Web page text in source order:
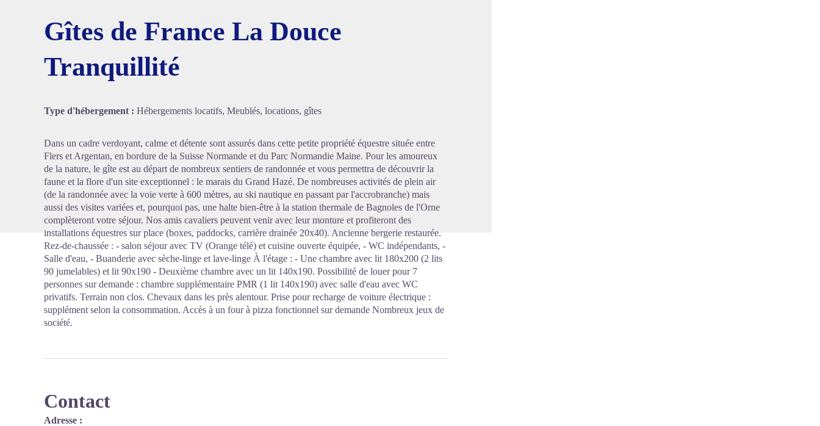
Gîtes de France La Douce
Tranquillité
Type d'hébergement : Hébergements locatifs, Meublés, locations, gîtes
Dans un cadre verdoyant, calme et détente sont assurés dans cette petite propriété équestre située entre
Flers et Argentan, en bordure de la Suisse Normande et du Parc Normandie Maine. Pour les amoureux
de la nature, le gîte est au départ de nombreux sentiers de randonnée et vous permettra de découvrir la
faune et la flore d'un site exceptionnel : le marais du Grand Hazé. De nombreuses activités de plein air
(de la randonnée avec la voie verte à 600 mètres, au ski nautique en passant par l'accrobranche) mais
aussi des visites variées et, pourquoi pas, une halte bien-être à la station thermale de Bagnoles de l'Orne
complèteront votre séjour. Nos amis cavaliers peuvent venir avec leur monture et profiteront des
installations équestres sur place (boxes, paddocks, carrière drainée 20x40). Ancienne bergerie restaurée.
Rez-de-chaussée : - salon séjour avec TV (Orange télé) et cuisine ouverte équipée, - WC indépendants, -
Salle d'eau, - Buanderie avec sèche-linge et lave-linge À l'étage : - Une chambre avec lit 180x200 (2 lits
90 jumelables) et lit 90x190 - Deuxième chambre avec un lit 140x190. Possibilité de louer pour 7
personnes sur demande : chambre supplémentaire PMR (1 lit 140x190) avec salle d'eau avec WC
privatifs. Terrain non clos. Chevaux dans les près alentour. Prise pour recharge de voiture électrique :
supplément selon la consommation. Accès à un four à pizza fonctionnel sur demande Nombreux jeux de
société.
Contact
Adresse :